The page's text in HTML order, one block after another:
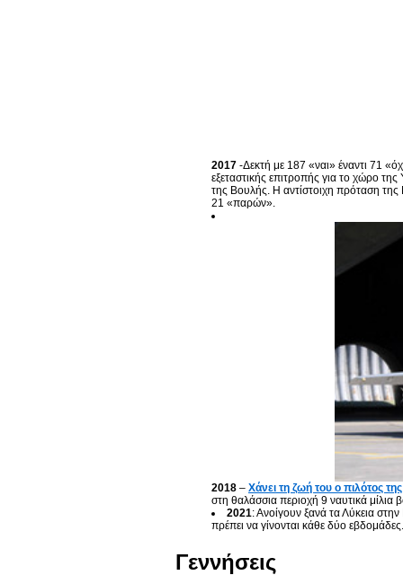
2017 -Δεκτή με 187 «ναι» έναντι 71
εξεταστικής επιτροπής για το χώρο
της Βουλής. Η αντίστοιχη πρόταση της
21 «παρών».
2018 – Χάνει τη ζωή του ο πιλότος
στη θαλάσσια περιοχή 9 ναυτικά μίλια
2021: Ανοίγουν ξανά τα Λύκεια
πρέπει να γίνονται κάθε δύο εβδομάδες.
Γεννήσεις